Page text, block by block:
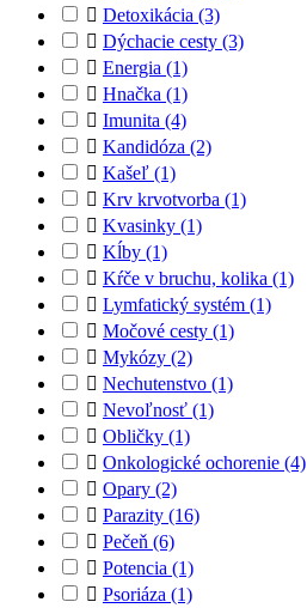
 Detoxikácia (3)
 Dýchacie cesty (3)
 Energia (1)
 Hnačka (1)
 Imunita (4)
 Kandidóza (2)
 Kašeľ (1)
 Krv krvotvorba (1)
 Kvasinky (1)
 Kĺby (1)
 Kŕče v bruchu, kolika (1)
 Lymfatický systém (1)
 Močové cesty (1)
 Mykózy (2)
 Nechutenstvo (1)
 Nevoľnosť (1)
 Obličky (1)
 Onkologické ochorenie (4)
 Opary (2)
 Parazity (16)
 Pečeň (6)
 Potencia (1)
 Psoriáza (1)